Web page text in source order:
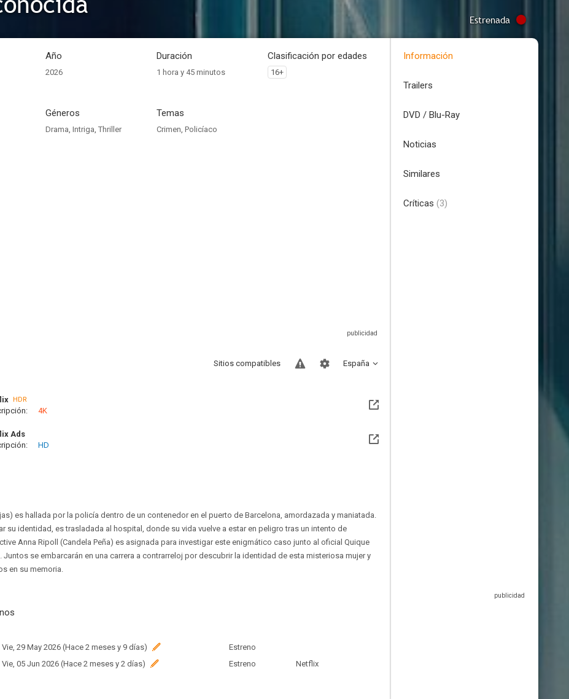
Estrenada
Año
2026
Duración
1 hora y 45 minutos
Clasificación por edades
16+
Géneros
Drama, Intriga, Thriller
Temas
Crimen, Policíaco
España
Sitios compatibles
HDR
4K
Ads
HD
es hallada por la policía dentro de un contenedor en el puerto de Barcelona, amordazada y maniatada.
su identidad, es trasladada al hospital, donde su vida vuelve a estar en peligro tras un intento de
Anna Ripoll (Candela Peña) es asignada para investigar este enigmático caso junto al oficial Quique
Juntos se embarcarán en una carrera a contrarreloj por descubrir la identidad de esta misteriosa mujer y
en su memoria.
Vie, 29 May 2026 (Hace 2 meses y 9 días)
Estreno
Vie, 05 Jun 2026 (Hace 2 meses y 2 días) Estreno Netflix
Información
Trailers
DVD / Blu-Ray
Noticias
Similares
Críticas (3)